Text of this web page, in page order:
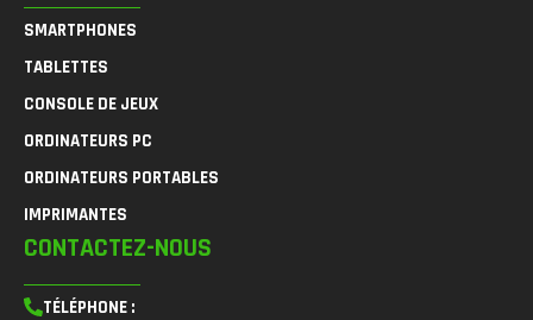
SMARTPHONES
TABLETTES
CONSOLE DE JEUX
ORDINATEURS PC
ORDINATEURS PORTABLES
IMPRIMANTES
CONTACTEZ-NOUS
TÉLÉPHONE :